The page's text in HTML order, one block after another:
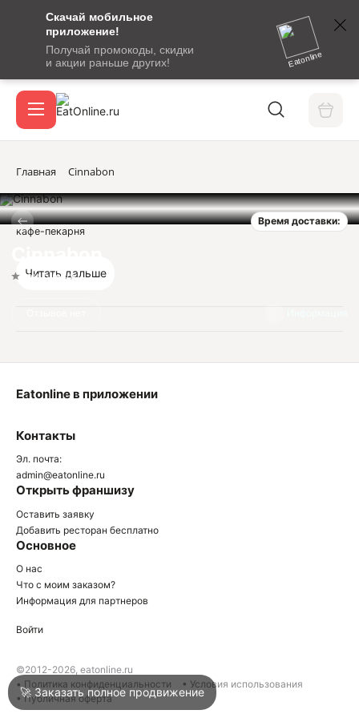
Скачай мобильное
приложение!
Получай промокоды, скидки
и акции раньше других!
Eatonline
сообщение
кодом
подтверждения
Вход / регистрация
Акции
Войти
Написать в техподдержку
Главная Cinnabon
Время доставки:
Нет оценок
кафе-пекарня
Читать дальше
Контакты
Эл. почта:
admin@eatonline.ru
Открыть франшизу
Оставить заявку
Добавить ресторан бесплатно
Основное
О нас
Что с моим заказом?
Информация для партнеров
Eatonline в приложении
Войти
©2012-2026, eatonline.ru
• Политика конфиденциальности
• Условия использования
• Публичная оферта
🚀 Заказать полное продвижение